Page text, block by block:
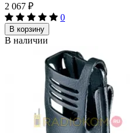
2 067 ₽
0
В корзину
В наличии